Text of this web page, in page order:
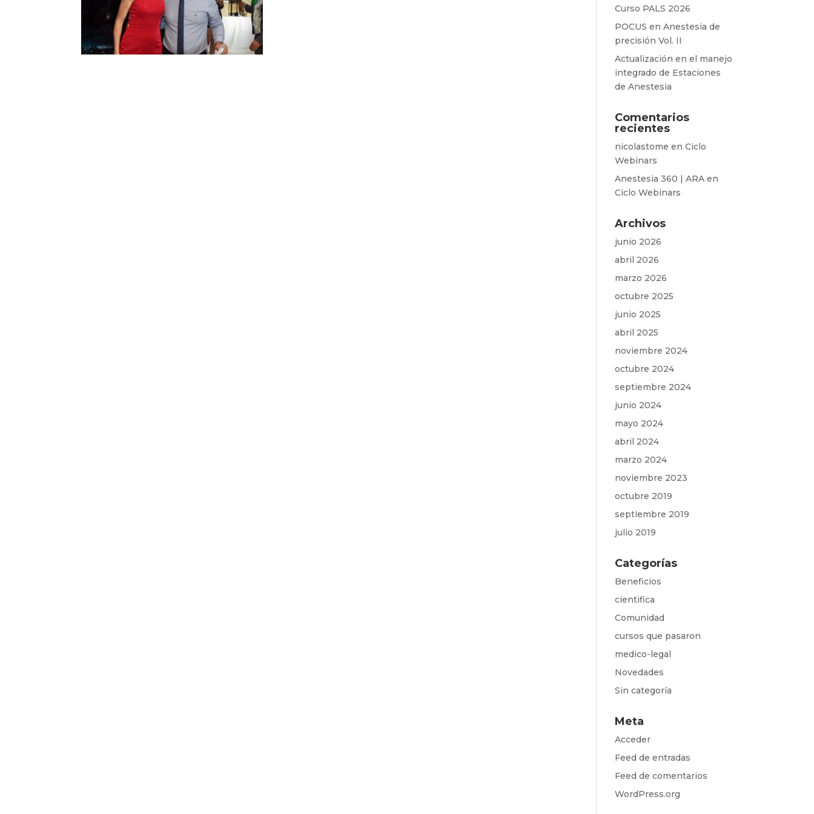
Curso PALS 2026
POCUS en Anestesia de
precisión Vol. II
Actualización en el manejo
integrado de Estaciones
de Anestesia
Comentarios
recientes
nicolastome enCiclo
Webinars
Anestesia 360 | ARA en
Ciclo Webinars
Archivos
junio 2026
abril 2026
marzo 2026
octubre 2025
junio 2025
abril 2025
noviembre 2024
octubre 2024
septiembre 2024
junio 2024
mayo 2024
abril 2024
marzo 2024
noviembre 2023
octubre 2019
septiembre 2019
julio 2019
Categorías
Beneficios
cientifica
Comunidad
cursos que pasaron
medico-legal
Novedades
Sin categoría
Meta
Acceder
Feed de entradas
Feed de comentarios
WordPress.org